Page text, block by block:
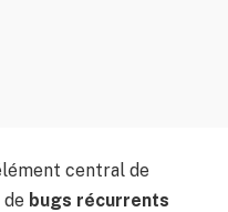
central de
bugs récurrents